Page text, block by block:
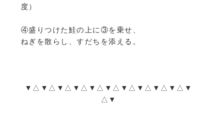
度）
④盛りつけた鮭の上に③を乗せ、
ねぎを散らし、すだちを添える。
▼△▼△▼△▼△▼△▼△▼△▼△▼△▼△▼
△▼